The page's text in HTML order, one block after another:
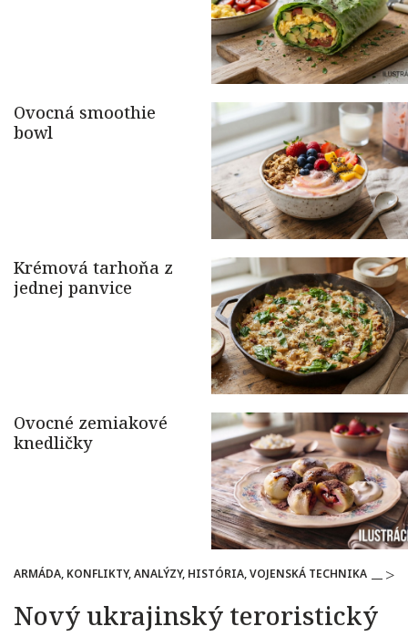
ARMÁDA, KONFLIKTY, ANALÝZY, HISTÓRIA, VOJENSKÁ TECHNIKA